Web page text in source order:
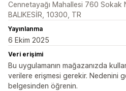
Cennetayağı Mahallesi 760 Sokak
BALIKESİR, 10300, TR
Yayınlanma
6 Ekim 2025
Veri erişimi
Bu uygulamanın mağazanızda
verilere erişmesi gerekir. Nedenini
belgesinden öğrenin.